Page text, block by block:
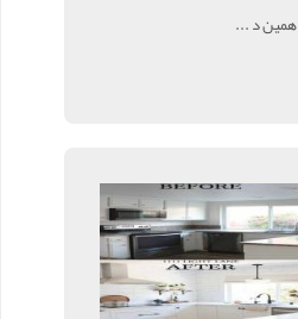
همین د ...